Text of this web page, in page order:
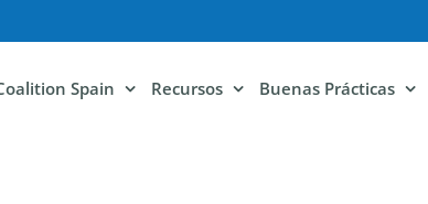
Spain Recursos Buenas Prácticas